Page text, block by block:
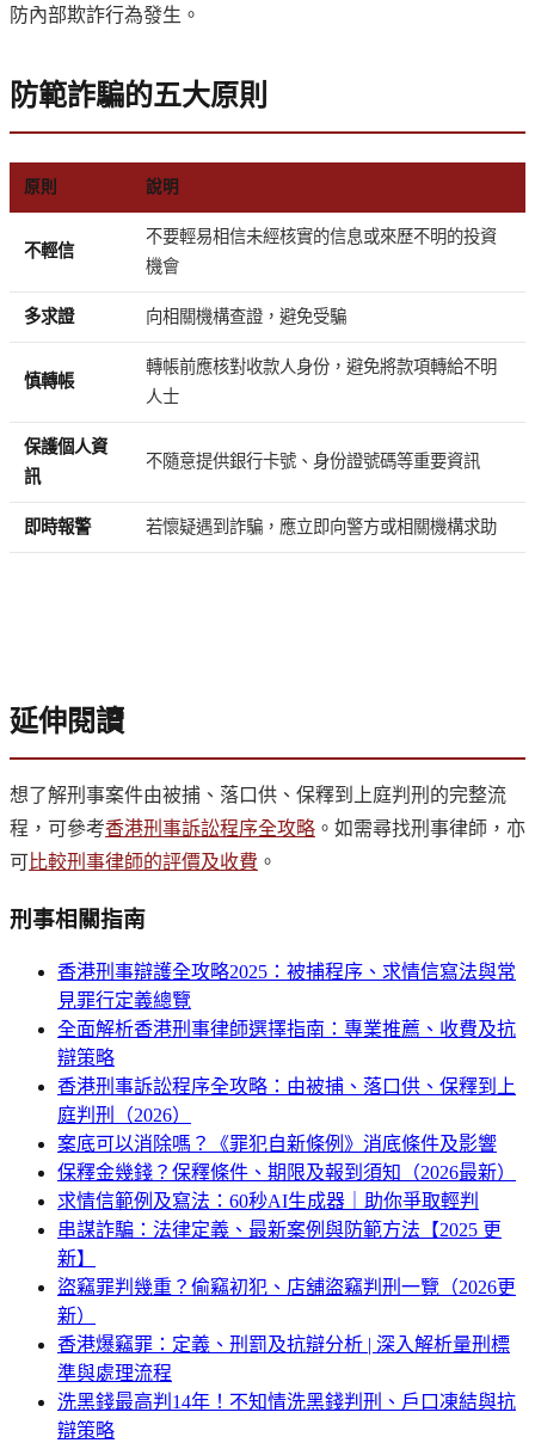
防內部欺詐行為發生。
防範詐騙的五大原則
原則 說明
不輕信
不要輕易相信未經核實的信息或來歷不明的投資
機會
多求證 向相關機構查證，避免受騙
慎轉帳
轉帳前應核對收款人身份，避免將款項轉給不明
人士
保護個人資
訊
不隨意提供銀行卡號、身份證號碼等重要資訊
即時報警 若懷疑遇到詐騙，應立即向警方或相關機構求助
延伸閱讀
想了解刑事案件由被捕、落口供、保釋到上庭判刑的完整流
程，可參考香港刑事訴訟程序全攻略 。如需尋找刑事律師，亦
可比較刑事律師的評價及收費 。
刑事相關指南
香港刑事辯護全攻略2025：被捕程序、求情信寫法與常
見罪行定義總覽
全面解析香港刑事律師選擇指南：專業推薦、收費及抗
辯策略
香港刑事訴訟程序全攻略：由被捕、落口供、保釋到上
庭判刑（2026）
案底可以消除嗎？《罪犯自新條例》消底條件及影響
保釋金幾錢？保釋條件、期限及報到須知（2026最新）
求情信範例及寫法：60秒AI生成器｜助你爭取輕判
串謀詐騙：法律定義、最新案例與防範方法【2025 更
新】
盜竊罪判幾重？偷竊初犯、店舖盜竊判刑一覽（2026更
新）
香港爆竊罪：定義、刑罰及抗辯分析 | 深入解析量刑標
準與處理流程
洗黑錢最高判14年！不知情洗黑錢判刑、戶口凍結與抗
辯策略